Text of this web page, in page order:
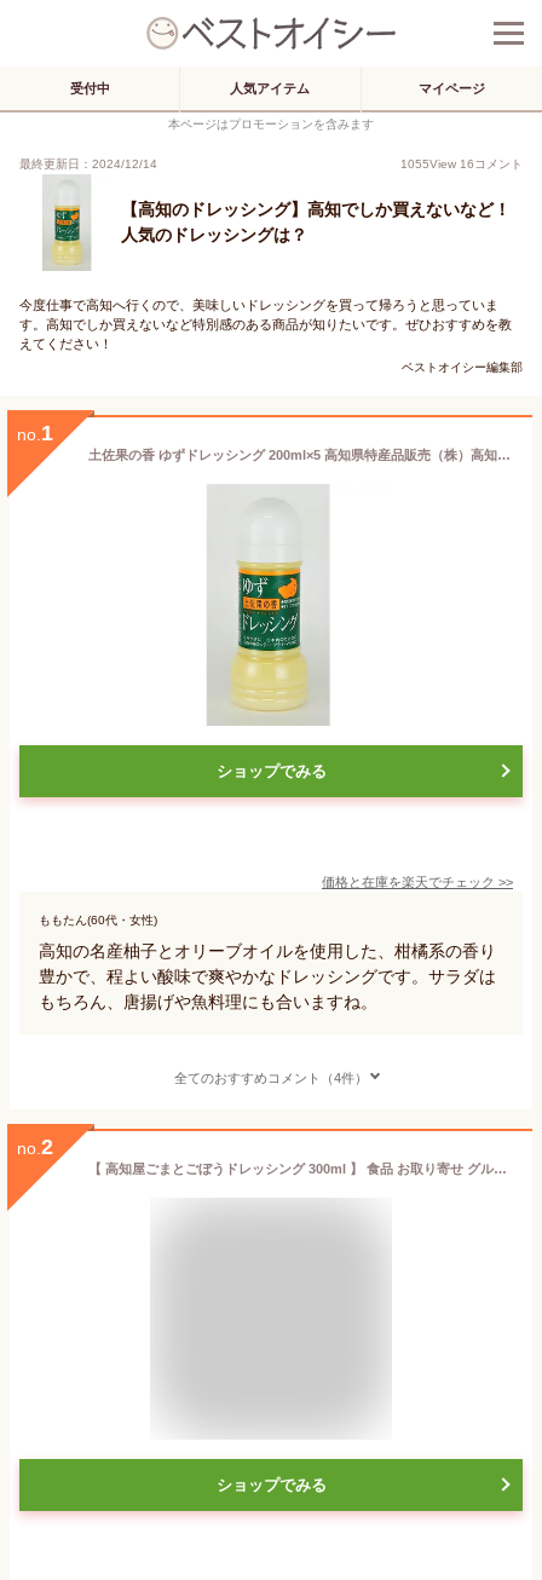
受付中 人気アイテム マイページ
本ページはプロモーションを含みます
最終更新日：2024/12/14 1055View 16コメント
【高知のドレッシング】高知でしか買えないなど！
人気のドレッシングは？
今度仕事で高知へ行くので、美味しいドレッシングを買って帰ろうと思っていま
す。高知でしか買えないなど特別感のある商品が知りたいです。ぜひおすすめを教
えてください！
ベストオイシー編集部
no. 1
土佐果の香 ゆずドレッシング 200ml×5 高知県特産品販売（株）高知 土産 名産| ドレッシング ゆずドレッシング 柚子 ゆず 高知
ショップでみる
価格と在庫を楽天でチェック >>
ももたん(60代・女性)
高知の名産柚子とオリーブオイルを使用した、柑橘系の香り
豊かで、程よい酸味で爽やかなドレッシングです。サラダは
もちろん、唐揚げや魚料理にも合いますね。
全てのおすすめコメント（4件）
no. 2
【 高知屋ごまとごぼうドレッシング 300ml 】 食品 お取り寄せ グルメ ごま ドレッシング ごぼうドレッシング 調味料 お鍋 サラダ 冷奴 プチお家グルメ 家庭用 大容量 実用的 ギフト ギフト 御歳暮 人気 お歳暮
ショップでみる